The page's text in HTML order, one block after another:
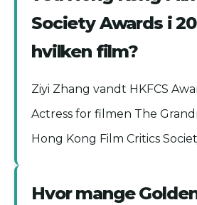
Society Awards i
hvilken film?
Ziyi Zhang vandt HKFCS
Actress for filmen The
Hong Kong Film Critics
Hvor mange